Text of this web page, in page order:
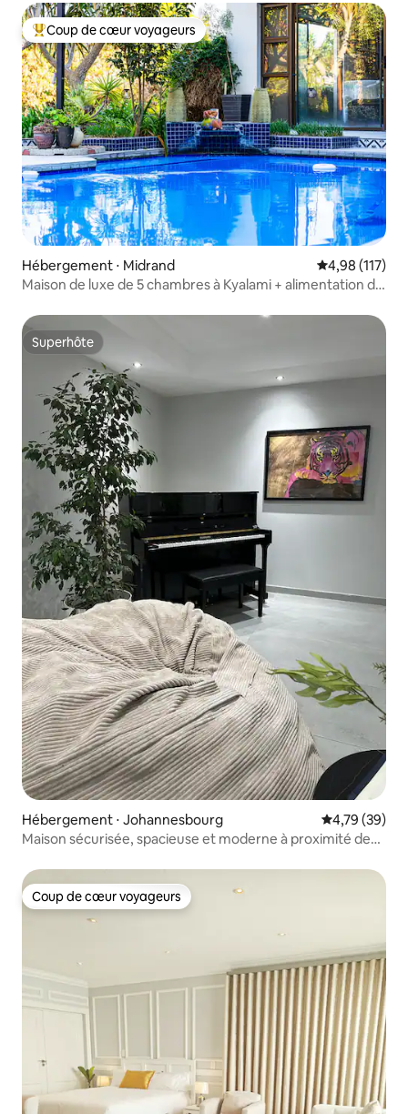
Coups de cœur voyageurs les plus appréciés
Coup de cœur voyageurs
Hébergement ⋅ Midrand Évaluation
4,98 (117)
Maison de luxe de 5 chambres à Kyalami + alimentation de
Superhôte
Superhôte
Hébergement ⋅ Johannesbourg Évaluation
4,79 (39)
Maison sécurisée, spacieuse et moderne à proximité des
Coup de cœur voyageurs
Coup de cœur voyageurs